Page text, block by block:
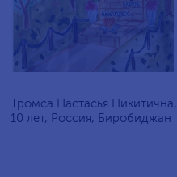
Тромса Настасья Никитична,
10 лет, Россия, Биробиджан